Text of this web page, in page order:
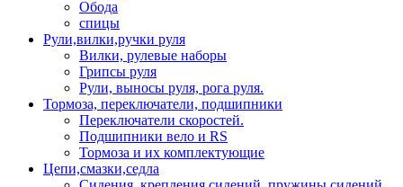
Обода
спицы
Рули,вилки,ручки руля
Вилки, рулевые наборы
Грипсы руля
Рули, выносы руля, рога руля.
Тормоза, переключатели, подшипники
Переключатели скоростей.
Подшипники вело и RS
Тормоза и их комплектующие
Цепи,смазки,седла